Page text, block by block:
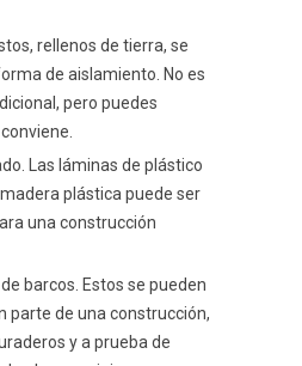
rellenos de tierra, se
de aislamiento. No es
pero puedes
Las láminas de plástico
plástica puede ser
una construcción
barcos. Estos se pueden
parte de una construcción,
y a prueba de